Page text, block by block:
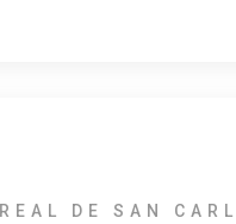
REAL DE SAN